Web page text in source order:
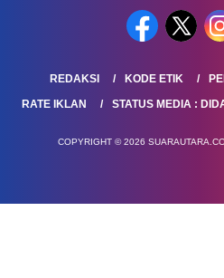
REDAKSI KODE ETIK
RATE IKLAN
STATUS MEDIA :
COPYRIGHT © 2026